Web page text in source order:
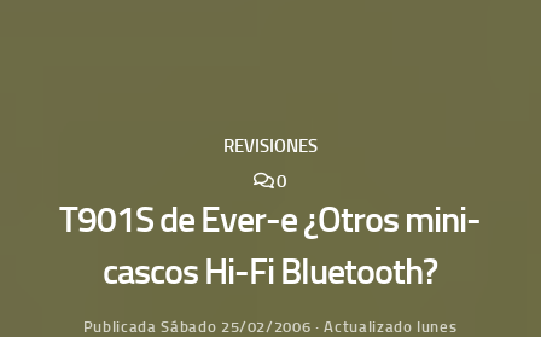
REVISIONES
0
T901S de Ever-e ¿Otros mini-
cascos Hi-Fi Bluetooth?
PublicadaSábado 25/02/2006 · Actualizado lunes